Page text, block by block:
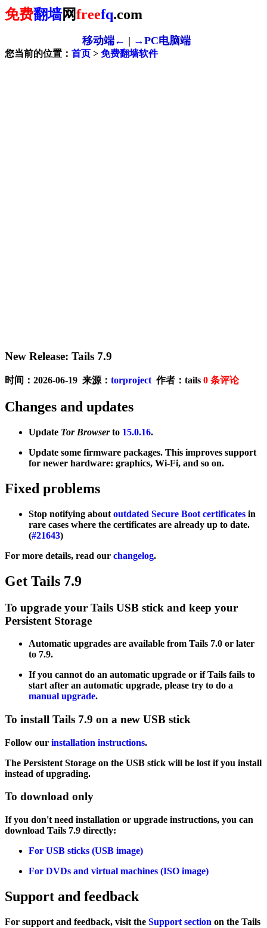
免费翻墙网freefq.com
移动端← | →PC电脑端
您当前的位置： 首页 > 免费翻墙软件
New Release: Tails 7.9
时间：2026-06-19 来源： torproject 作者：tails 0 条评论
Changes and updates
Update Tor Browserto 15.0.16.
Update some firmware packages. This improves support
for newer hardware: graphics, Wi-Fi, and so on.
Fixed problems
Stop notifying about outdated Secure Boot certificates in
rare cases where the certificates are already up to date.
(#21643)
For more details, read our changelog.
Get Tails 7.9
To upgrade your Tails USB stick and keep your
Persistent Storage
Automatic upgrades are available from Tails 7.0 or later
to 7.9.
If you cannot do an automatic upgrade or if Tails fails to
start after an automatic upgrade, please try to do a
manual upgrade.
To install Tails 7.9 on a new USB stick
Follow our installation instructions.
The Persistent Storage on the USB stick will be lost if you install
instead of upgrading.
To download only
If you don't need installation or upgrade instructions, you can
download Tails 7.9 directly:
For USB sticks (USB image)
For DVDs and virtual machines (ISO image)
Support and feedback
For support and feedback, visit the Support section on the Tails